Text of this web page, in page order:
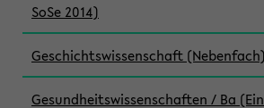
SoSe 2014)
Geschichtswissenschaft
Gesundheitswissenschaften / Ba